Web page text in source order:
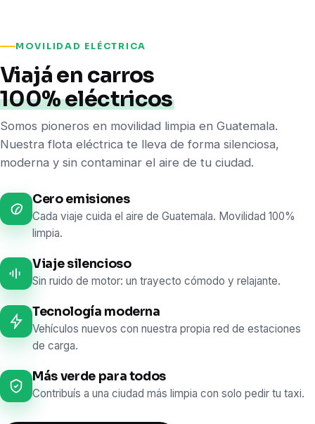
MOVILIDAD ELÉCTRICA
Viajá en carros
100% eléctricos
Somos pioneros en movilidad limpia en Guatemala.
Nuestra flota eléctrica te lleva de forma silenciosa,
moderna y sin contaminar el aire de tu ciudad.
Cero emisiones
Cada viaje cuida el aire de Guatemala. Movilidad 100%
limpia.
Viaje silencioso
Sin ruido de motor: un trayecto cómodo y relajante.
Tecnología moderna
Vehículos nuevos con nuestra propia red de estaciones
de carga.
Más verde para todos
Contribuís a una ciudad más limpia con solo pedir tu taxi.